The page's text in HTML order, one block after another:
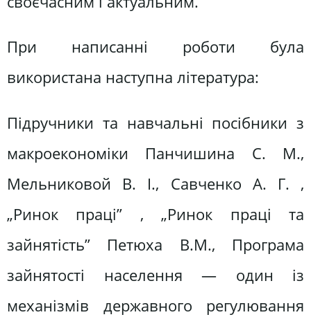
При написанні роботи була
використана наступна література:
Підручники та навчальні посібники з
макроекономіки Панчишина С. М.,
Мельниковой В. І., Савченко А. Г. ,
„Ринок праці” , „Ринок праці та
зайнятість” Петюха В.М., Програма
зайнятості населення — один із
механізмів державного регулювання